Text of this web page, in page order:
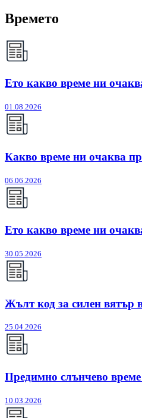
Времето
Ето какво време ни
01.08.2026
Какво време ни очаква
06.06.2026
Ето какво време ни
30.05.2026
Жълт код за силен вятър
25.04.2026
Предимно слънчево време
10.03.2026